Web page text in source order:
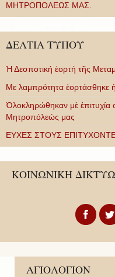
ΜΗΤΡΟΠΟΛΕΩΣ ΜΑΣ.
ΔΕΛΤΙΑ ΤΥΠΟΥ
Ἡ Δεσποτική ἑορτή τῆς
Με λαμπρότητα ἑορτάσθηκε
Ὁλοκληρώθηκαν μὲ ἐπιτυχία
Μητροπόλεώς μας
ΕΥΧΕΣ ΣΤΟΥΣ
ΚΟΙΝΩΝΙΚΗ
ΑΓΙΟΛΟΓΙΟΝ